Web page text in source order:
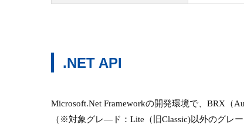
.NET API
Microsoft.Net Frameworkの開発環境で、BRX（
（※対象グレ―ド：Lite（旧Classic)以外のグレー